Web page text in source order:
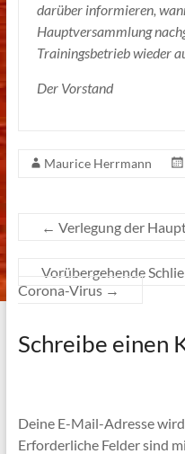
darüber informieren,
Hauptversammlung
Trainingsbetrieb wieder
Der Vorstand
Maurice Herrmann
← Verlegung der
Vorübergehende
Corona-Virus →
Schreibe einen
Deine E-Mail-Adresse
Erforderliche Felder sind